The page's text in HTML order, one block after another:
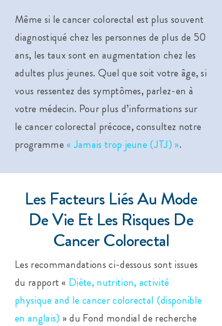
Même si le cancer colorectal est plus souvent
diagnostiqué chez les personnes de plus de 50
ans, les taux sont en augmentation chez les
adultes plus jeunes. Quel que soit votre âge, si
vous ressentez des symptômes, parlez-en à
votre médecin. Pour plus d’informations sur
le cancer colorectal précoce, consultez notre
programme « Jamais trop jeune (JTJ) ».
Les Facteurs Liés Au Mode
De Vie Et Les Risques De
Cancer Colorectal
Les recommandations ci-dessous sont issues
du rapport « Diète, nutrition, activité
physique and le cancer colorectal (disponible
en anglais) » du Fond mondial de recherche